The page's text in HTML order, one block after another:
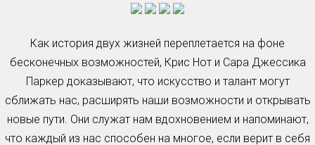
Как история двух жизней переплетается на фоне
бесконечных возможностей, Крис Нот и Сара Джессика
Паркер доказывают, что искусство и талант могут
сближать нас, расширять наши возможности и открывать
новые пути. Они служат нам вдохновением и напоминают,
что каждый из нас способен на многое, если верит в себя